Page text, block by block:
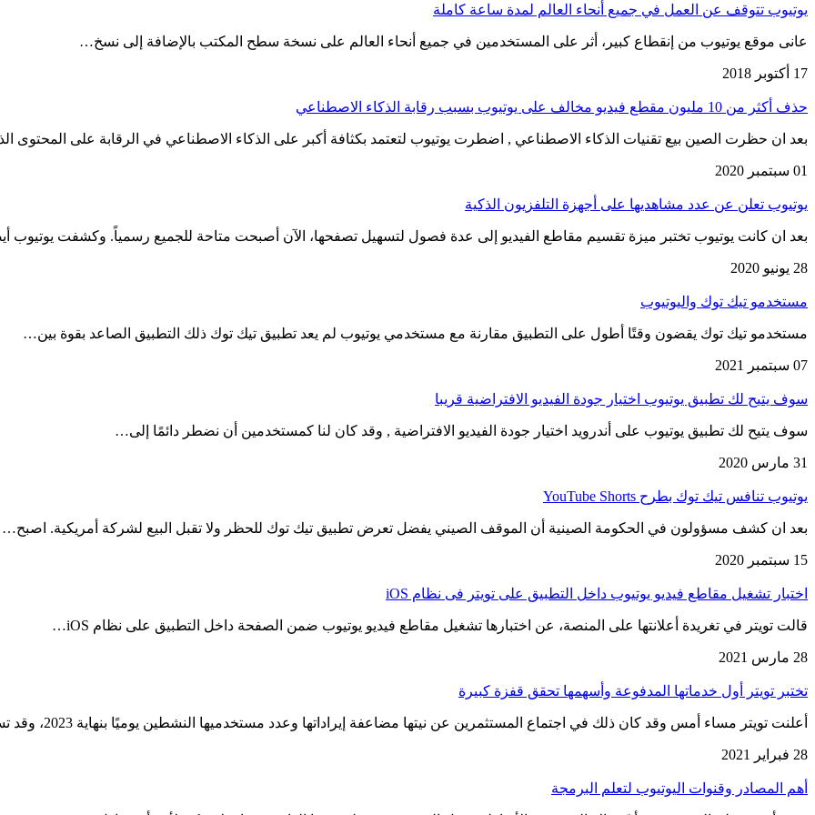
يوتيوب تتوقف عن العمل في جميع أنحاء العالم لمدة ساعة كاملة
عانى موقع يوتيوب من إنقطاع كبير، أثر على المستخدمين في جميع أنحاء العالم على نسخة سطح المكتب بالإضافة إلى نسخ…
17 أكتوبر 2018
حذف أكثر من 10 مليون مقطع فيديو مخالف على يوتيوب بسبب رقابة الذكاء الاصطناعي
بعد ان حظرت الصين بيع تقنيات الذكاء الاصطناعي , اضطرت يوتيوب لتعتمد بكثافة أكبر على الذكاء الاصطناعي في الرقابة على المحتوى
01 سبتمبر 2020
يوتيوب تعلن عن عدد مشاهديها على أجهزة التلفزيون الذكية
بعد ان كانت يوتيوب تختبر ميزة تقسيم مقاطع الفيديو إلى عدة فصول لتسهيل تصفحها، الآن أصبحت متاحة للجميع رسمياً. وكشفت يوتيوب
28 يونيو 2020
مستخدمو تيك توك واليوتيوب
مستخدمو تيك توك يقضون وقتًا أطول على التطبيق مقارنة مع مستخدمي يوتيوب لم يعد تطبيق تيك توك ذلك التطبيق الصاعد بقوة بين…
07 سبتمبر 2021
سوف يتيح لك تطبيق يوتيوب اختيار جودة الفيديو الافتراضية قريبا
سوف يتيح لك تطبيق يوتيوب على أندرويد اختيار جودة الفيديو الافتراضية , وقد كان لنا كمستخدمين أن نضطر دائمًا إلى…
31 مارس 2020
يوتيوب تنافس تيك توك بطرح YouTube Shorts
بعد ان كشف مسؤولون في الحكومة الصينية أن الموقف الصيني يفضل تعرض تطبيق تيك توك للحظر ولا تقبل البيع لشركة أمريكية. اصبح…
15 سبتمبر 2020
اختبار تشغيل مقاطع فيديو يوتيوب داخل التطبيق على تويتر فى نظام iOS
قالت تويتر في تغريدة أعلانتها على المنصة، عن اختبارها تشغيل مقاطع فيديو يوتيوب ضمن الصفحة داخل التطبيق على نظام iOS…
28 مارس 2021
تختبر تويتر أول خدماتها المدفوعة وأسهمها تحقق قفزة كبيرة
أعلنت تويتر مساء أمس وقد كان ذلك في اجتماع المستثمرين عن نيتها مضاعفة إيراداتها وعدد مستخدميها النشطين يوميًا بنهاية 2023، وقد تسببت…
28 فبراير 2021
أهم المصادر وقنوات اليوتيوب لتعلم البرمجة